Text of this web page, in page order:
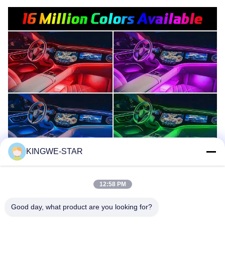
KINGWE-STAR
12:58 PM
Good day, what product are you looking for?